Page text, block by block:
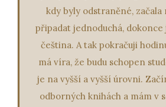
kdy byly odstraněné,
připadat jednoduchá, dokonce
čeština. A tak pokračuji
má víra, že budu schopen
je na vyšší a vyšší úrovni.
odborných knihách a mám v